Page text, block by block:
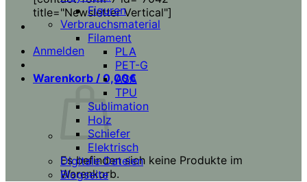
title="Newsletter Vertical"]
Anmelden
Warenkorb / 0,00€
Es befinden sich keine Produkte im
Warenkorb.
Figuren
Verbrauchsmaterial
Filament
PLA
PET-G
ASA
TPU
Sublimation
Holz
Schiefer
Elektrisch
Digitale Dateien
Blogseite